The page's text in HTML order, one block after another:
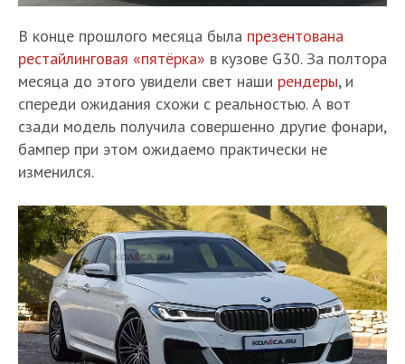
В конце прошлого месяца была презентована
рестайлинговая «пятёрка» в кузове G30. За полтора
месяца до этого увидели свет наши рендеры, и
спереди ожидания схожи с реальностью. А вот
сзади модель получила совершенно другие фонари,
бампер при этом ожидаемо практически не
изменился.